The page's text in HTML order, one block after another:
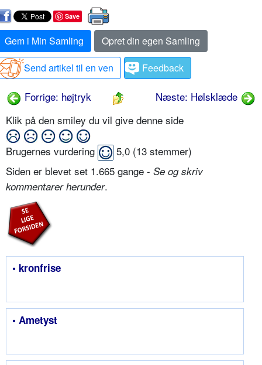
Save
Gem i Min Samling
Opret din egen Samling
Send artikel til en ven
Feedback
Forrige: højtryk
Næste: Hølsklæde
Klik på den smiley du vil give denne side
Brugernes vurdering 5,0 (13 stemmer)
Siden er blevet set 1.665 gange - Se og skriv
kommentarer herunder.
• kronfrise
• Ametyst